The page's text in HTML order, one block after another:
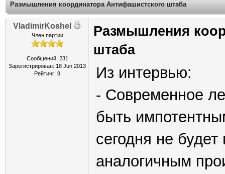
Размышления координатора Антифашистского штаба
VladimirKoshel
Член партии
Сообщений: 231
Зарегистрирован: 18 Jun 2013
Рейтинг: 0
Размышления
штаба
Из интервью:
- Современное
быть
сегодня не
аналогичным